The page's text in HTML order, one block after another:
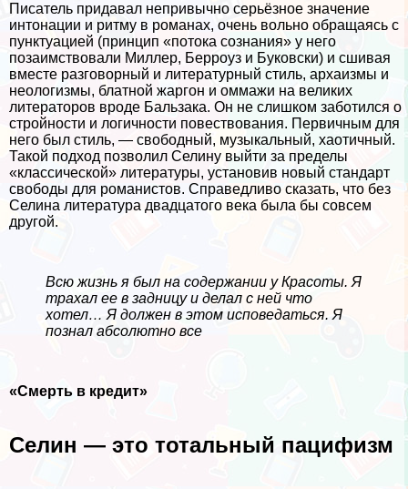
Писатель придавал непривычно серьёзное значение
интонации и ритму в романах, очень вольно обращаясь с
пунктуацией (принцип «потока сознания» у него
позаимствовали Миллер, Берроуз и Буковски) и сшивая
вместе разговорный и литературный стиль, архаизмы и
неологизмы, блатной жаргон и оммажи на великих
литераторов вроде Бальзака. Он не слишком заботился о
стройности и логичности повествования. Первичным для
него был стиль, — свободный, музыкальный, хаотичный.
Такой подход позволил Селину выйти за пределы
«классической» литературы, установив новый стандарт
свободы для романистов. Справедливо сказать, что без
Селина литература двадцатого века была бы совсем
другой.
Всю жизнь я был на содержании у Красоты. Я
тpaxaл ее в задницу и делал с ней что
хотел… Я должен в этом исповедаться. Я
познал абсолютно все
«Cмepть в кредит»
Селин — это тотальный пацифизм